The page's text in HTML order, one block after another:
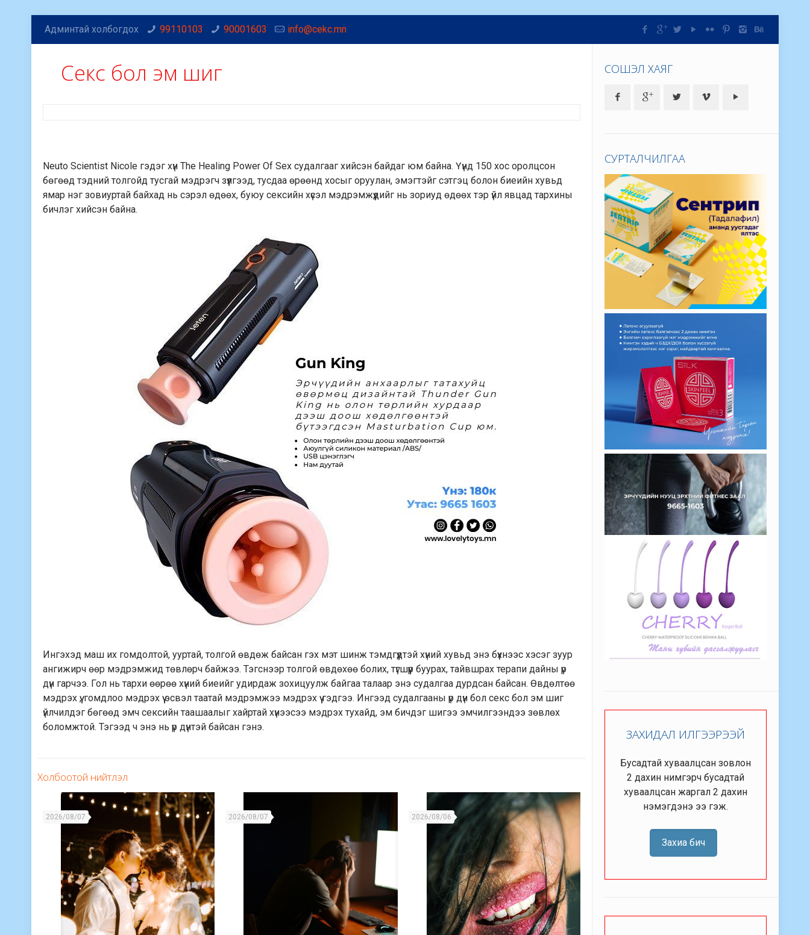
Админтай холбогдох 99110103 90001603 info@cekc.mn
Cекс бол эм шиг
Neuto Scientist Nicole гэдэг хүн The Healing Power Of Sex судалгааг хийсэн байдаг юм байна. Үүнд 150 хос оролцсон
бөгөөд тэдний толгойд тусгай мэдрэгч зүүлгээд, тусдаа өрөөнд хосыг оруулан, эмэгтэйг сэтгэц болон биеийн хувьд
ямар нэг зовиуртай байхад нь сэрэл өдөөх, буюу сексийн хүсэл мэдрэмжүүдийг нь зориуд өдөөх тэр үйл явцад тархины
бичлэг хийсэн байна.
Ингэхэд маш их гомдолтой, ууртай, толгой өвдөж байсан гэх мэт шинж тэмдгүүдтэй хүний хувьд энэ бүхнээс хэсэг зуур
ангижирч өөр мэдрэмжид төвлөрч байжээ. Тэгснээр толгой өвдөхөө болих, түгшүүр буурах, тайвшрах терапи дайны үр
дүн гарчээ. Гол нь тархи өөрөө хүний биеийг удирдаж зохицуулж байгаа талаар энэ судалгаа дурдсан байсан. Өвдөлтөө
мэдрэх үү, гомдлоо мэдрэх үү эсвэл таатай мэдрэмжээ мэдрэх үү гэдгээ. Ингээд судалгааны үр дүн бол секс бол эм шиг
үйлчилдэг бөгөөд эмч сексийн таашаалыг хайртай хүнээсээ мэдрэх тухайд, эм бичдэг шигээ эмчилгээндээ зөвлөх
боломжтой. Тэгээд ч энэ нь үр дүнтэй байсан гэнэ.
Холбоотой нийтлэл
2026/08/07 2026/08/07 2026/08/06
СОШЭЛ ХАЯГ
СУРТАЛЧИЛГАА
ЗАХИДАЛ ИЛГЭЭРЭЭЙ
Бусадтай хуваалцсан зовлон
2 дахин нимгэрч бусадтай
хуваалцсан жаргал 2 дахин
нэмэгдэнэ ээ гэж.
Захиа бич